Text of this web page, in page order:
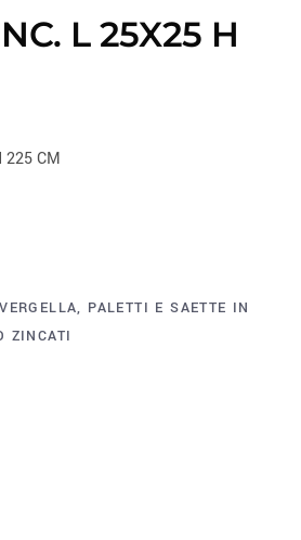
L 25X25 H
225 CM
, PALETTI E SAETTE IN
ZINCATI